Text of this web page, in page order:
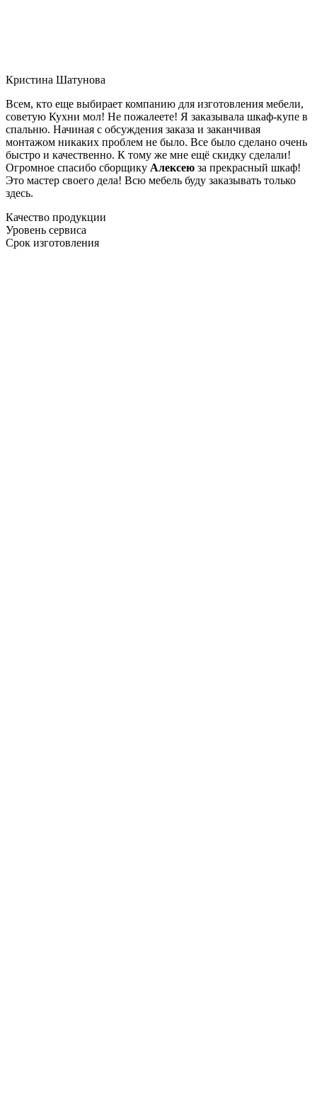
Кристина Шатунова
Всем, кто еще выбирает компанию для изготовления мебели,
советую Кухни мол! Не пожалеете! Я заказывала шкаф-купе в
спальню. Начиная с обсуждения заказа и заканчивая
монтажом никаких проблем не было. Все было сделано очень
быстро и качественно. К тому же мне ещё скидку сделали!
Огромное спасибо сборщику Алексею за прекрасный шкаф!
Это мастер своего дела! Всю мебель буду заказывать только
здесь.
Качество продукции
Уровень сервиса
Срок изготовления